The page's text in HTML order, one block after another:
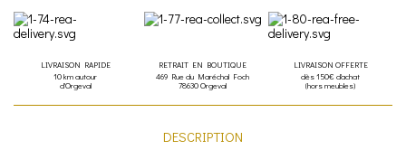
LIVRAISON RAPIDE
10 km autour
d'Orgeval
RETRAIT EN BOUTIQUE
469 Rue du Maréchal Foch
78630 Orgeval
LIVRAISON OFFERTE
dès 150€ d'achat
(hors meubles)
DESCRIPTION